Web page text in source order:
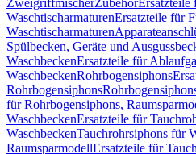
ZweigriffmischerZubehörErsatzteile
WaschtischarmaturenErsatzteile für
Waschtischarmaturen
Spülbecken, Geräte und
WaschbeckenErsatzteile für
WaschbeckenRohrbogensiphons
Rohrbogensiphons
für Rohrbogensiphons,
WaschbeckenErsatzteile für
WaschbeckenTauchrohrsiphons für
RaumsparmodellErsatzteile für